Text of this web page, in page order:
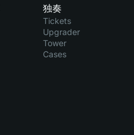
独奏
Tickets
Upgrader
Tower
Cases